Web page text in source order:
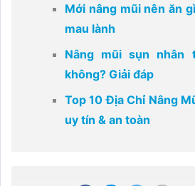
Mới nâng mũi nên ăn
mau lành
Nâng mũi sụn nhân
không? Giải đáp
Top 10 Địa Chỉ Nâng
uy tín & an toàn